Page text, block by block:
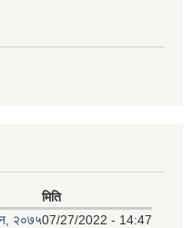
मिति
२०७५07/27/2022 - 14:47